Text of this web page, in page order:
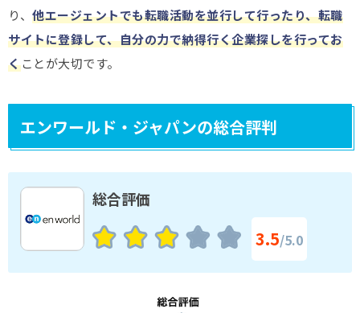
り、 他エージェントでも転職活動を並行して行ったり、転職
サイトに登録して、自分の力で納得行く企業探しを行ってお
くことが大切です。
エンワールド・ジャパンの総合評判
総合評価
3.5